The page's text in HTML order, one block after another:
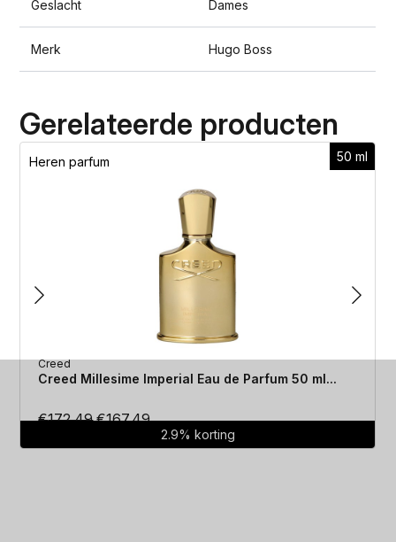
Geslacht Dames
Merk Hugo Boss
Gerelateerde producten
50 ml
Heren parfum
Creed
Creed Millesime Imperial Eau de Parfum 50 ml...
€172.49Oorspronkelijke
€167.49Huidige
prijs
2.9% korting